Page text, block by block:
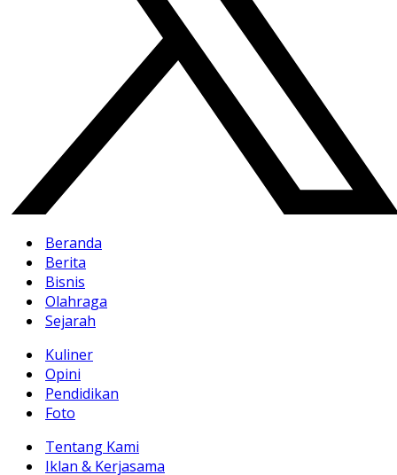
Beranda
Berita
Bisnis
Olahraga
Sejarah
Kuliner
Opini
Pendidikan
Foto
Tentang Kami
Iklan & Kerjasama